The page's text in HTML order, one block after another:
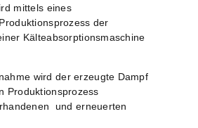
mittels eines
der
Kälteabsorptionsmaschine
wird der erzeugte Dampf
Produktionsprozess
und erneuerten